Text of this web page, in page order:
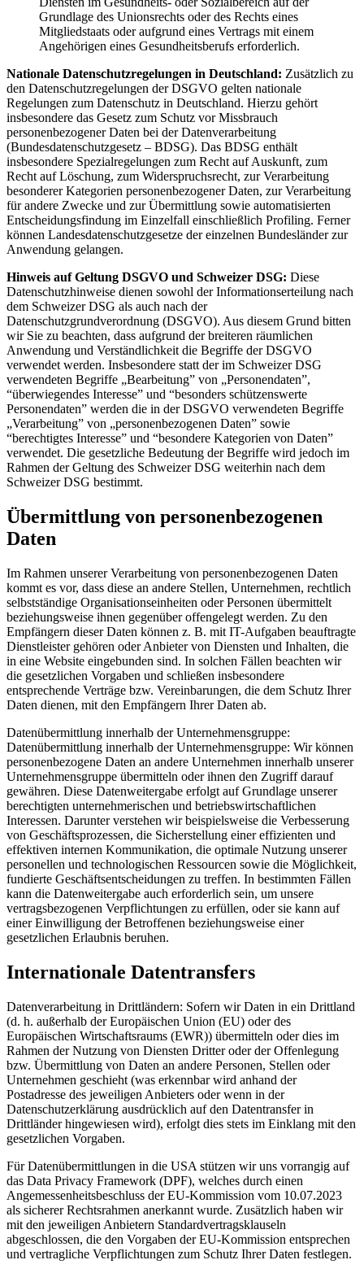
Grundlage des Unionsrechts oder des Rechts eines
Mitgliedstaats oder aufgrund eines Vertrags mit einem
Angehörigen eines Gesundheitsberufs erforderlich.
Nationale Datenschutzregelungen in Deutschland: Zusätzlich zu
den Datenschutzregelungen der DSGVO gelten nationale
Regelungen zum Datenschutz in Deutschland. Hierzu gehört
insbesondere das Gesetz zum Schutz vor Missbrauch
personenbezogener Daten bei der Datenverarbeitung
(Bundesdatenschutzgesetz – BDSG). Das BDSG enthält
insbesondere Spezialregelungen zum Recht auf Auskunft, zum
Recht auf Löschung, zum Widerspruchsrecht, zur Verarbeitung
besonderer Kategorien personenbezogener Daten, zur Verarbeitung
für andere Zwecke und zur Übermittlung sowie automatisierten
Entscheidungsfindung im Einzelfall einschließlich Profiling. Ferner
können Landesdatenschutzgesetze der einzelnen Bundesländer zur
Anwendung gelangen.
Hinweis auf Geltung DSGVO und Schweizer DSG: Diese
Datenschutzhinweise dienen sowohl der Informationserteilung nach
dem Schweizer DSG als auch nach der
Datenschutzgrundverordnung (DSGVO). Aus diesem Grund bitten
wir Sie zu beachten, dass aufgrund der breiteren räumlichen
Anwendung und Verständlichkeit die Begriffe der DSGVO
verwendet werden. Insbesondere statt der im Schweizer DSG
verwendeten Begriffe „Bearbeitung” von „Personendaten”,
“überwiegendes Interesse” und “besonders schützenswerte
Personendaten” werden die in der DSGVO verwendeten Begriffe
„Verarbeitung” von „personenbezogenen Daten” sowie
“berechtigtes Interesse” und “besondere Kategorien von Daten”
verwendet. Die gesetzliche Bedeutung der Begriffe wird jedoch im
Rahmen der Geltung des Schweizer DSG weiterhin nach dem
Schweizer DSG bestimmt.
Übermittlung von personenbezogenen
Daten
Im Rahmen unserer Verarbeitung von personenbezogenen Daten
kommt es vor, dass diese an andere Stellen, Unternehmen, rechtlich
selbstständige Organisationseinheiten oder Personen übermittelt
beziehungsweise ihnen gegenüber offengelegt werden. Zu den
Empfängern dieser Daten können z. B. mit IT-Aufgaben beauftragte
Dienstleister gehören oder Anbieter von Diensten und Inhalten, die
in eine Website eingebunden sind. In solchen Fällen beachten wir
die gesetzlichen Vorgaben und schließen insbesondere
entsprechende Verträge bzw. Vereinbarungen, die dem Schutz Ihrer
Daten dienen, mit den Empfängern Ihrer Daten ab.
Datenübermittlung innerhalb der Unternehmensgruppe:
Datenübermittlung innerhalb der Unternehmensgruppe: Wir können
personenbezogene Daten an andere Unternehmen innerhalb unserer
Unternehmensgruppe übermitteln oder ihnen den Zugriff darauf
gewähren. Diese Datenweitergabe erfolgt auf Grundlage unserer
berechtigten unternehmerischen und betriebswirtschaftlichen
Interessen. Darunter verstehen wir beispielsweise die Verbesserung
von Geschäftsprozessen, die Sicherstellung einer effizienten und
effektiven internen Kommunikation, die optimale Nutzung unserer
personellen und technologischen Ressourcen sowie die Möglichkeit,
fundierte Geschäftsentscheidungen zu treffen. In bestimmten Fällen
kann die Datenweitergabe auch erforderlich sein, um unsere
vertragsbezogenen Verpflichtungen zu erfüllen, oder sie kann auf
einer Einwilligung der Betroffenen beziehungsweise einer
gesetzlichen Erlaubnis beruhen.
Internationale Datentransfers
Datenverarbeitung in Drittländern: Sofern wir Daten in ein Drittland
(d. h. außerhalb der Europäischen Union (EU) oder des
Europäischen Wirtschaftsraums (EWR)) übermitteln oder dies im
Rahmen der Nutzung von Diensten Dritter oder der Offenlegung
bzw. Übermittlung von Daten an andere Personen, Stellen oder
Unternehmen geschieht (was erkennbar wird anhand der
Postadresse des jeweiligen Anbieters oder wenn in der
Datenschutzerklärung ausdrücklich auf den Datentransfer in
Drittländer hingewiesen wird), erfolgt dies stets im Einklang mit den
gesetzlichen Vorgaben.
Für Datenübermittlungen in die USA stützen wir uns vorrangig auf
das Data Privacy Framework (DPF), welches durch einen
Angemessenheitsbeschluss der EU-Kommission vom 10.07.2023
als sicherer Rechtsrahmen anerkannt wurde. Zusätzlich haben wir
mit den jeweiligen Anbietern Standardvertragsklauseln
abgeschlossen, die den Vorgaben der EU-Kommission entsprechen
und vertragliche Verpflichtungen zum Schutz Ihrer Daten festlegen.